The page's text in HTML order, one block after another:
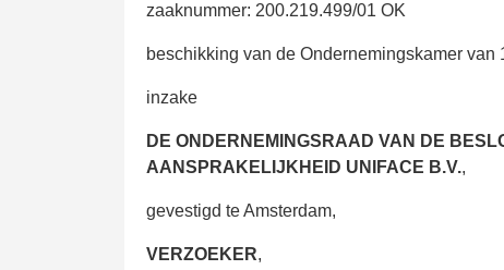
zaaknummer: 200.219.499/01 OK
beschikking van de Ondernemingskamer van
inzake
DE ONDERNEMINGSRAAD VAN DE
AANSPRAKELIJKHEID UNIFACE B.V.,
gevestigd te Amsterdam,
VERZOEKER,